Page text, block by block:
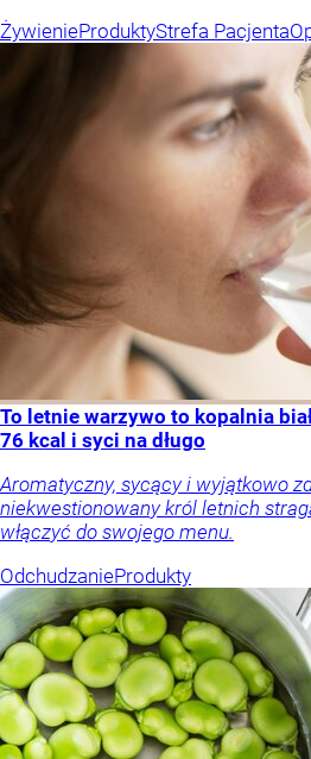
ŻywienieProduktyStrefa Pacjenta
To letnie warzywo to kopalnia
76 kcal i syci na długo
Aromatyczny, sycący i wyjątkowo
niekwestionowany król letnich
włączyć do swojego menu.
OdchudzanieProdukty